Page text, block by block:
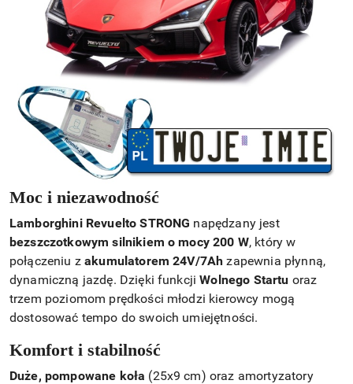
Moc i niezawodność
Lamborghini Revuelto STRONG napędzany jest
bezszczotkowym silnikiem o mocy 200 W, który w
połączeniu zakumulatorem 24V/7Ah zapewnia płynną,
dynamiczną jazdę. Dzięki funkcjiWolnego Startu oraz
trzem poziomom prędkości młodzi kierowcy mogą
dostosować tempo do swoich umiejętności.
Komfort i stabilność
Duże, pompowane koła (25x9 cm) oraz amortyzatory